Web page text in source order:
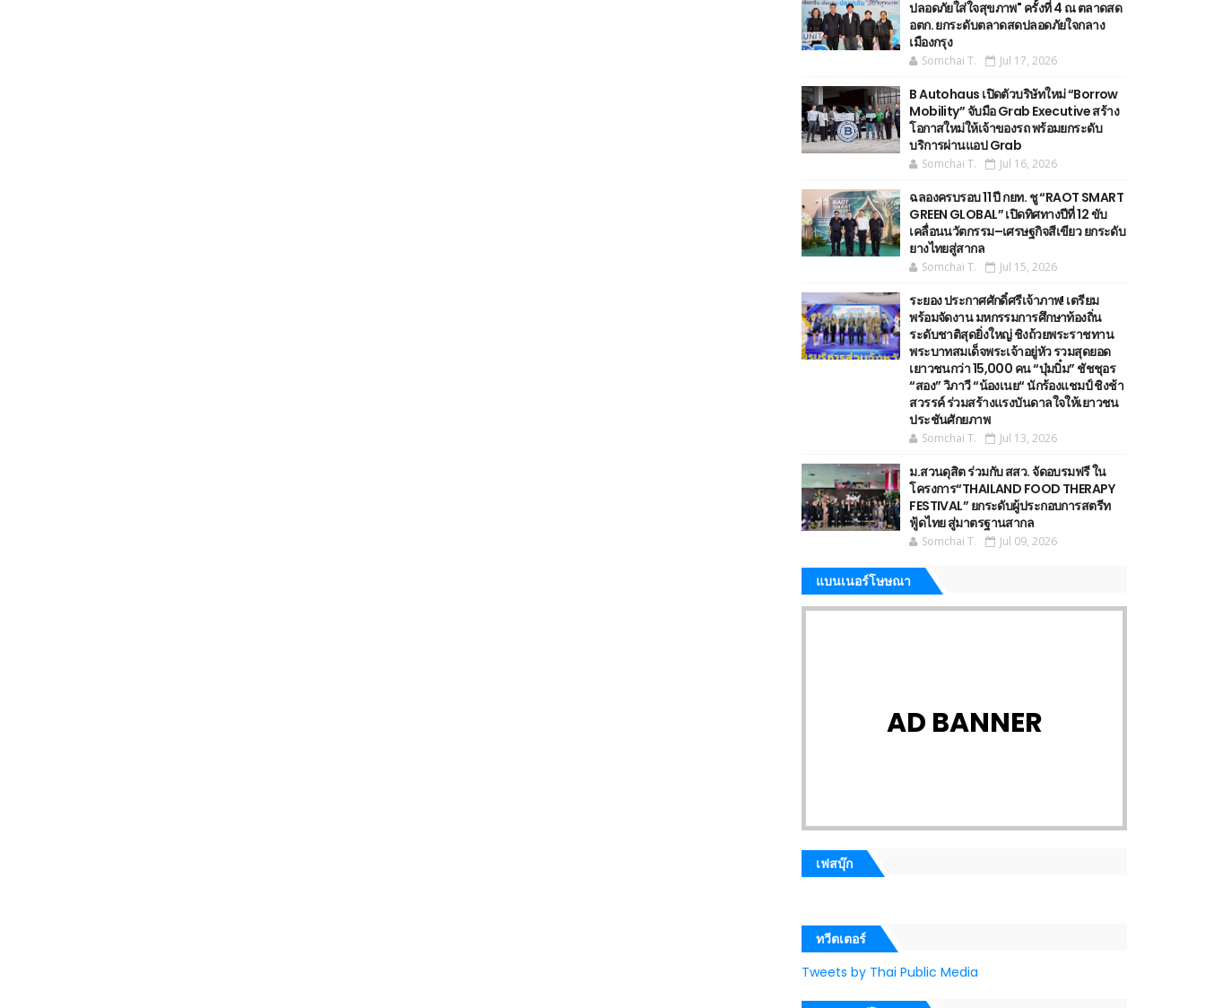
ปลอดภัยใส่ใจสุขภาพ" ครั้งที่ 4 ณ ตลาดสด
อตก. ยกระดับตลาดสดปลอดภัยใจกลาง
เมืองกรุง
Somchai T. Jul 17, 2026
B Autohaus เปิดตัวบริษัทใหม่ “Borrow
Mobility” จับมือ Grab Executive สร้าง
โอกาสใหม่ให้เจ้าของรถ พร้อมยกระดับ
บริการผ่านแอป Grab
Somchai T. Jul 16, 2026
ฉลองครบรอบ 11 ปี กยท. ชู “RAOT SMART
GREEN GLOBAL” เปิดทิศทางปีที่ 12 ขับ
เคลื่อนนวัตกรรม–เศรษฐกิจสีเขียว ยกระดับ
ยางไทยสู่สากล
Somchai T. Jul 15, 2026
ระยอง ประกาศศักดิ์ศรีเจ้าภาพ! เตรียม
พร้อมจัดงาน มหกรรมการศึกษาท้องถิ่น
ระดับชาติสุดยิ่งใหญ่ ชิงถ้วยพระราชทาน
พระบาทสมเด็จพระเจ้าอยู่หัว รวมสุดยอด
เยาวชนกว่า 15,000 คน “บุ๋มบิ๋ม” ชัชชุอร
“สอง” วิภาวี “น้องเนย“ นักร้องแชมป์ ชิงช้า
สวรรค์ ร่วมสร้างแรงบันดาลใจให้เยาวชน
ประชันศักยภาพ
Somchai T. Jul 13, 2026
ม.สวนดุสิต ร่วมกับ สสว. จัดอบรมฟรี ใน
โครงการ“THAILAND FOOD THERAPY
FESTIVAL” ยกระดับผู้ประกอบการสตรีท
ฟู้ดไทย สู่มาตรฐานสากล
Somchai T. Jul 09, 2026
แบนเนอร์โษษณา
AD BANNER
เฟสบุ๊ก
ทวีตเตอร์
Tweets by Thai Public Media